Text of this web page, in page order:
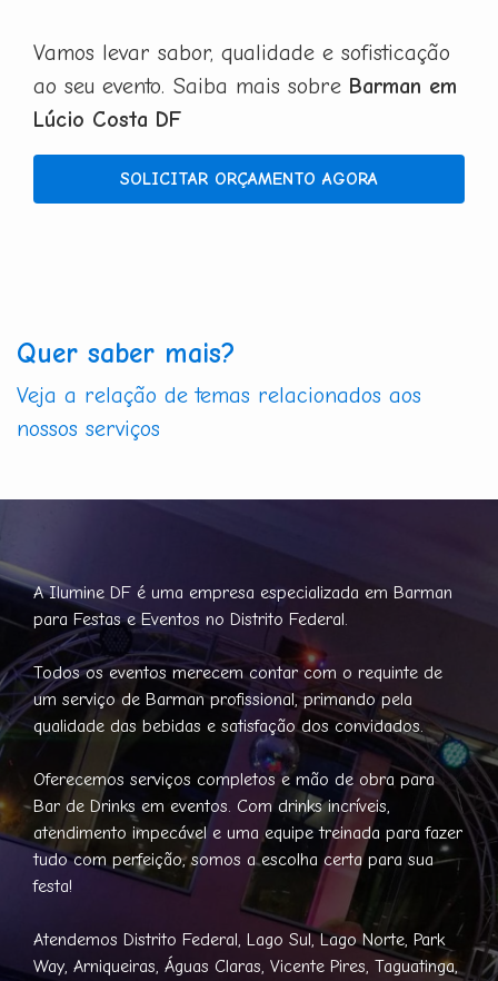
Vamos levar sabor, qualidade e sofisticação
ao seu evento. Saiba mais sobre Barman em
Lúcio Costa DF
SOLICITAR ORÇAMENTO AGORA
Quer saber mais?
Veja a relação de temas relacionados aos
nossos serviços
A Ilumine DF é uma empresa especializada em Barman
para Festas e Eventos no Distrito Federal.
Todos os eventos merecem contar com o requinte de
um serviço de Barman profissional, primando pela
qualidade das bebidas e satisfação dos convidados.
Oferecemos serviços completos e mão de obra para
Bar de Drinks em eventos. Com drinks incríveis,
atendimento impecável e uma equipe treinada para fazer
tudo com perfeição, somos a escolha certa para sua
festa!
Atendemos Distrito Federal, Lago Sul, Lago Norte, Park
Way, Arniqueiras, Águas Claras, Vicente Pires, Taguatinga,